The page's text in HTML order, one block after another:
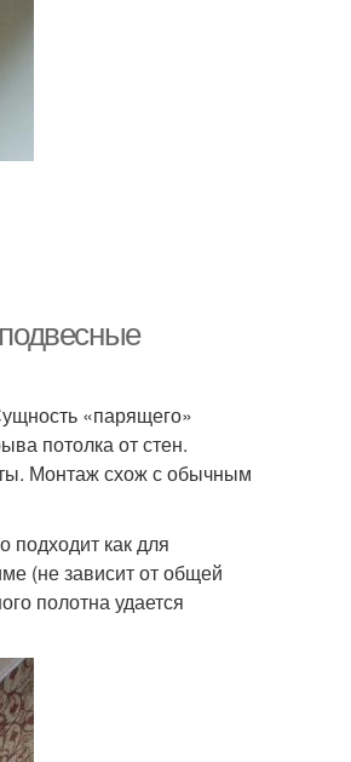
«парящего»
потолка от стен.
Монтаж схож с обычным
как для
(не зависит от общей
полотна удается